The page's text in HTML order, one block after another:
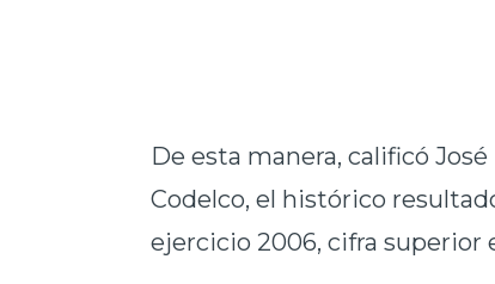
De esta manera, calificó
Codelco, el histórico
ejercicio 2006, cifra superior